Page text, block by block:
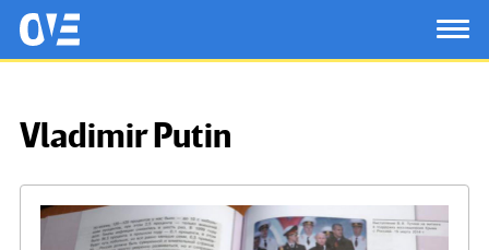
Saltar al contenido principal
OtrasVocesenEducacion.org
Vladimir Putin